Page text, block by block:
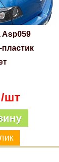
Asp059
шт